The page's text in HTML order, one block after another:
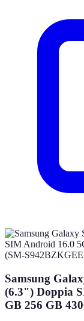
Samsung
(6.3") Doppia
GB 256 GB